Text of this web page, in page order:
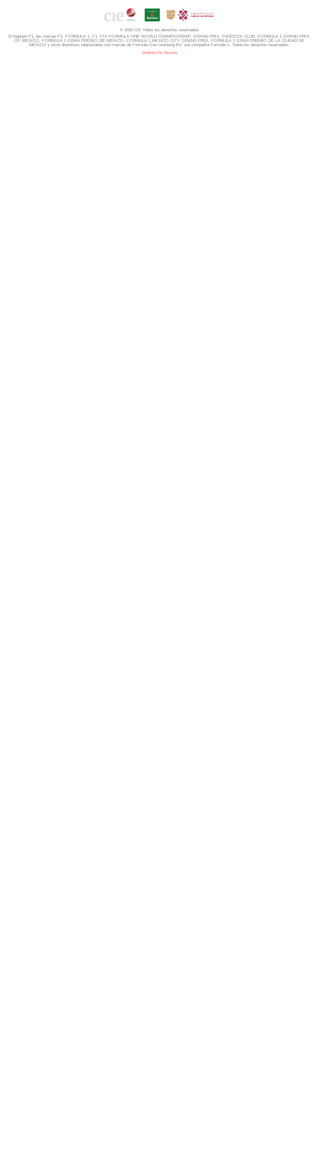
© 2026 CIE Todos los derechos reservados
El logotipo F1, las marcas F1, FORMULA 1, F1, FIA FORMULA ONE WORLD CHAMPIONSHIP, GRAND PRIX, PADDOCK CLUB,
FORMULA 1 GRAND PRIX
OF MEXICO, FORMULA 1 GRAN PREMIO DE MÉXICO, FORMULA 1 MEXICO CITY GRAND PRIX, FORMULA 1 GRAN PREMIO DE LA CIUDAD DE
MÉXICO y otros distintivosrelacionados son marcas de Formula One Licensing BV, una compañía Formula 1. Todos los derechos reservados.
Website by Alucina